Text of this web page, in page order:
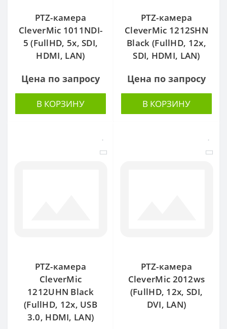
PTZ-камера
CleverMic 1011NDI-
5 (FullHD, 5x, SDI,
HDMI, LAN)
Цена по запросу
В КОРЗИНУ
PTZ-камера
CleverMic 1212SHN
Black (FullHD, 12x,
SDI, HDMI, LAN)
Цена по запросу
В КОРЗИНУ
PTZ-камера
CleverMic
1212UHN Black
(FullHD, 12x, USB
3.0, HDMI, LAN)
PTZ-камера
CleverMic 2012ws
(FullHD, 12x, SDI,
DVI, LAN)